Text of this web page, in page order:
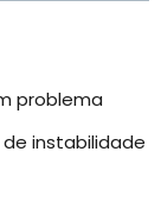
problema
instabilidade